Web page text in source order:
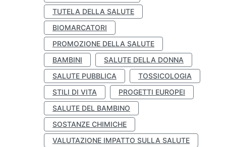
TUTELA DELLA SALUTE
BIOMARCATORI
PROMOZIONE DELLA SALUTE
BAMBINI
SALUTE DELLA DONNA
SALUTE PUBBLICA
TOSSICOLOGIA
STILI DI VITA
PROGETTI EUROPEI
SALUTE DEL BAMBINO
SOSTANZE CHIMICHE
VALUTAZIONE IMPATTO SULLA SALUTE